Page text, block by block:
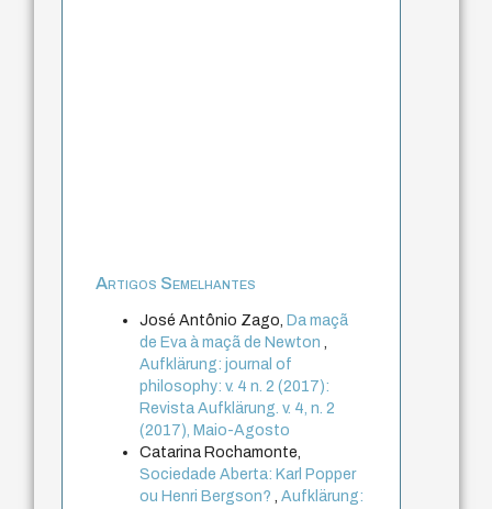
Artigos Semelhantes
José Antônio Zago, Da maçã
de Eva à maçã de Newton
Aufklärung: journal of
philosophy: v. 4 n. 2 (2017):
Revista Aufklärung. v. 4, n. 2
(2017), Maio-Agosto
Catarina Rochamonte,
Sociedade Aberta: Karl Popper
ou Henri Bergson?
,Aufklärung: